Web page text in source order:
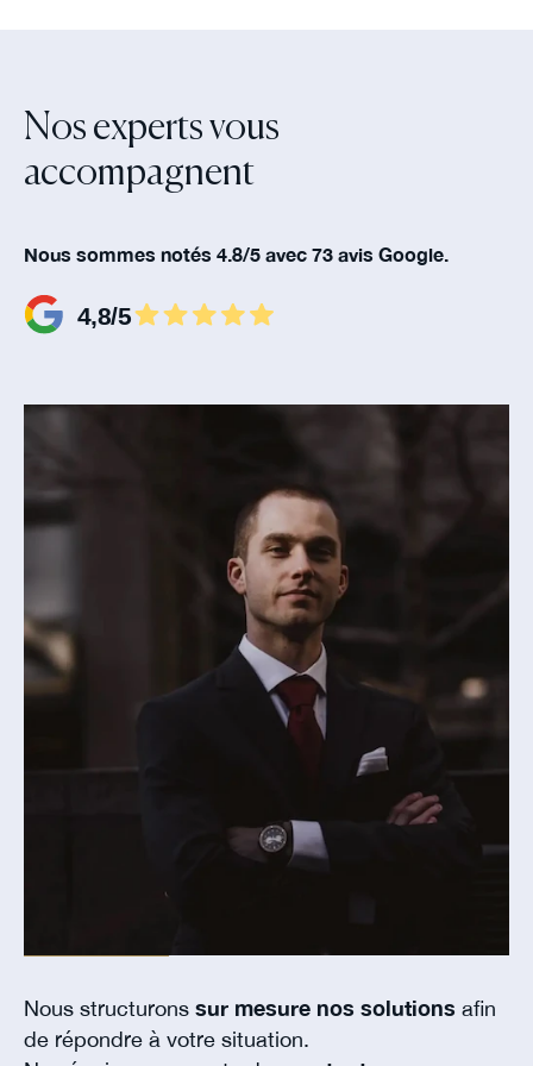
Nos experts vous
accompagnent‍
Nous sommes notés 4.8/5 avec 73 avis Google.
Nous structurons sur mesure nos solutions afin
de répondre à votre situation.